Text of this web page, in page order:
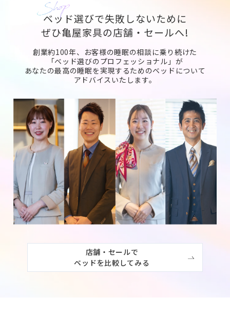
ベッド選びで失敗しないために
ぜひ亀屋家具の店舗・セールへ!
創業約100年、お客様の睡眠の相談に乗り続けた
「ベッド選びのプロフェッショナル」が
あなたの最高の睡眠を実現するためのベッドについて
アドバイスいたします。
店舗・セールで
ベッドを比較してみる